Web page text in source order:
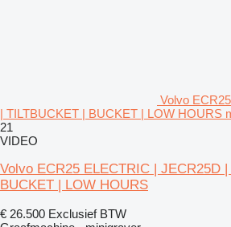
Volvo
| TILTBUCKET | BUCKET | LOW HOURS
21
VIDEO
Volvo ECR25 ELECTRIC | JECR25D
BUCKET | LOW HOURS
€ 26.500 Exclusief BTW